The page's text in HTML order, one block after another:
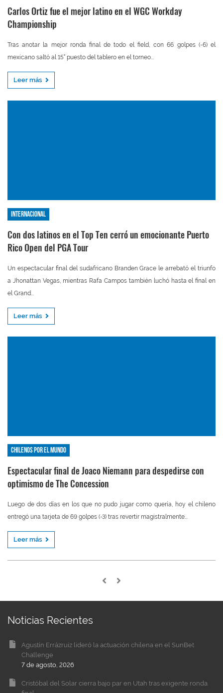
Carlos Ortiz fue el mejor latino en el WGC Workday
Championship
Tras anotar la mejor ronda final de todo el field, con 66 golpes (-6) el
mexicano saltó al 15° puesto del tablero en el torneo...
Leer más
Internacional
Con dos latinos en el Top Ten cerró un emocionante Puerto
Rico Open del PGA Tour
Un espectacular final del sudafricano Branden Grace le arrebató el triunfo
a Jhonattan Vegas, mientras Rafa Campos también luchó hasta el final en
el Grand...
Leer más
Chilenos por el mundo
Espectacular final de Joaco Niemann para despedirse con
optimismo de The Concession
Luego de dos días en los que no pudo jugar como quería, hoy el chileno
entregó una tarjeta de 69 golpes (-3) tras revertir magistralmente...
Leer más
Noticias Recientes
Agustín Errázruiz lideró la actuación chilena en el SunBet
Challenge
7 de agosto, 2026
Cristóbal del Solar cierra bajo par en Utah tras exigente ronda